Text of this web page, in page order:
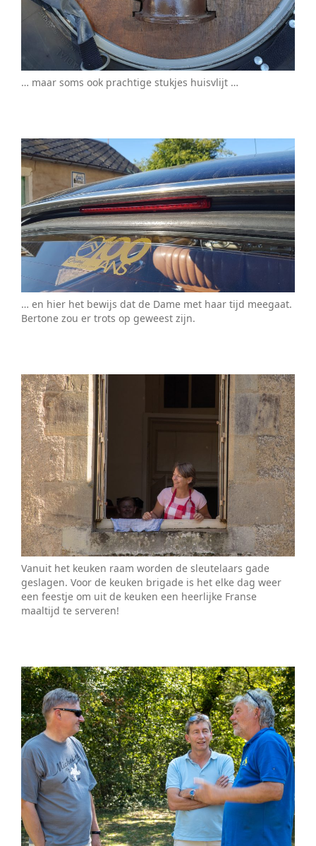
… maar soms ook prachtige stukjes huisvlijt …
… en hier het bewijs dat de Dame met haar tijd meegaat.
Bertone zou er trots op geweest zijn.
Vanuit het keuken raam worden de sleutelaars gade
geslagen. Voor de keuken brigade is het elke dag weer
een feestje om uit de keuken een heerlijke Franse
maaltijd te serveren!